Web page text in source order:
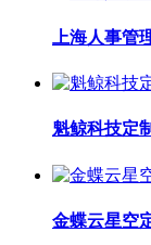
上海人事管
魁鲸科技定
金蝶云星空